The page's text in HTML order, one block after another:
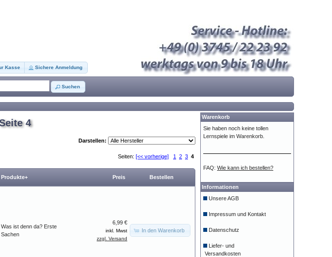
Kasse Sichere Anmeldung
Suchen
4
Darstellen:
Seiten: [<< vorherige] 1 2 3 4
Produkte+ Preis Bestellen
Was ist denn da? Erste
Sachen
6,99 €
inkl. Mwst
zzgl. Versand
In den Warenkorb
Warenkorb
Sie haben noch keine tollen
Lernspiele im Warenkorb.
FAQ: Wie kann ich bestellen?
Informationen
Unsere AGB
Impressum und Kontakt
Datenschutz
Liefer- und
Versandkosten